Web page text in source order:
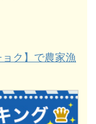
ク】で農家漁